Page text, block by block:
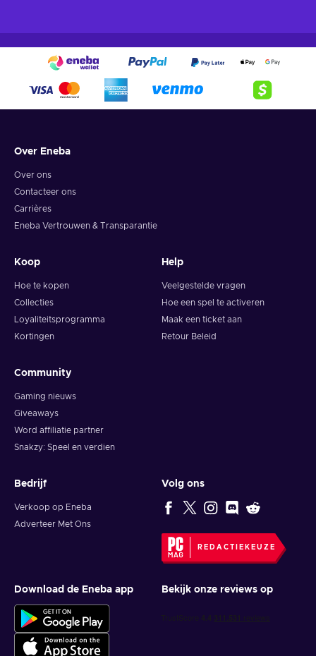
Over Eneba
Over ons
Contacteer ons
Carrières
Eneba Vertrouwen & Transparantie
Koop
Hoe te kopen
Collecties
Loyaliteitsprogramma
Kortingen
Help
Veelgestelde vragen
Hoe een spel te activeren
Maak een ticket aan
Retour Beleid
Community
Gaming nieuws
Giveaways
Word affiliatie partner
Snakzy: Speel en verdien
Bedrijf
Verkoop op Eneba
Adverteer Met Ons
Volg ons
REDACTIEKEUZE
Download de Eneba app Bekijk onze reviews op